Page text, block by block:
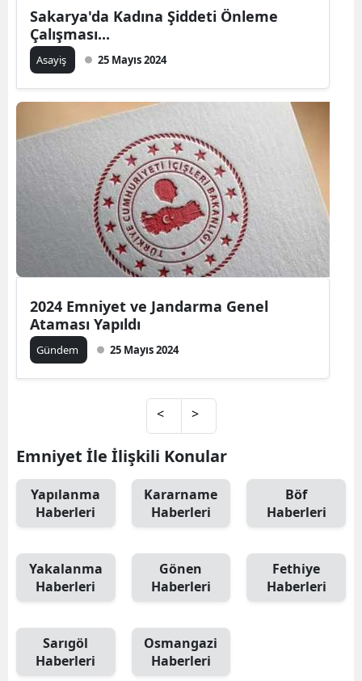
Sakarya'da Kadına Şiddeti Önleme
Çalışması...
Asayiş 25 Mayıs 2024
2024 Emniyet ve Jandarma Genel
Ataması Yapıldı
Gündem 25 Mayıs 2024
< >
Emniyet İle İlişkili Konular
Yapılanma
Haberleri
Kararname
Haberleri
Böf
Haberleri
Yakalanma
Haberleri
Gönen
Haberleri
Fethiye
Haberleri
Sarıgöl
Haberleri
Osmangazi
Haberleri